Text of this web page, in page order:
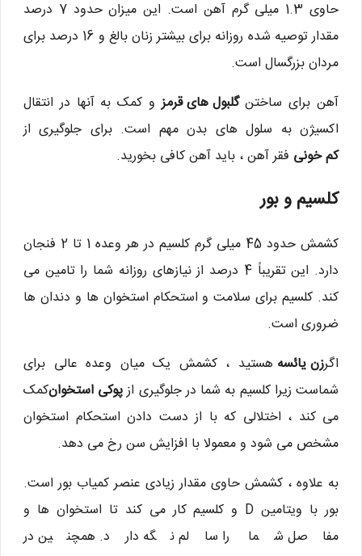
حاوی 1.3 میلی گرم آهن است. این میزان حدود 7 درصد
مقدار توصیه شده روزانه برای بیشتر زنان بالغ و 16 درصد برای
مردان بزرگسال است.
آهن برای ساختنگلبول های قرمزو کمک به آنها در انتقال
اکسیژن به سلول های بدن مهم است. برای جلوگیری از
کم خونی فقر آهن ، باید آهن کافی بخورید.
کلسیم و بور
کشمش حدود 45 میلی گرم کلسیم در هر وعده 1 تا 2 فنجان
دارد. این تقریباً 4 درصد از نیازهای روزانه شما را تامین می
کند. کلسیم برای سلامت و استحکام استخوان ها و دندان ها
ضروری است.
اگرزن یائسه هستید ، کشمش یک میان وعده عالی برای
شماست زیرا کلسیم به شما در جلوگیری ازپوکی استخوانکمک
می کند ، اختلالی که با از دست دادن استحکام استخوان
مشخص می شود و معمولا با افزایش سن رخ می دهد.
به علاوه ، کشمش حاوی مقدار زیادی عنصر کمیاب بور است.
بور با ویتامین D و کلسیم کار می کند تا استخوان ها و
مفاصل شما را سالم نگه دارد. همچنین در